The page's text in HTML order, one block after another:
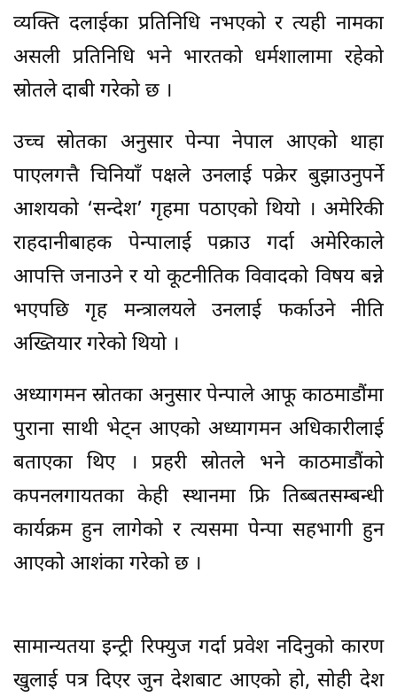
व्यक्ति दलाईका प्रतिनिधि नभएको र त्यही नामका
असली प्रतिनिधि भने भारतको धर्मशालामा रहेको
स्रोतले दाबी गरेको छ ।
उच्च स्रोतका अनुसार पेन्पा नेपाल आएको थाहा
पाएलगत्तै चिनियाँ पक्षले उनलाई पक्रेर बुझाउनुपर्ने
आशयको ‘सन्देश’ गृहमा पठाएको थियो । अमेरिकी
राहदानीबाहक पेन्पालाई पक्राउ गर्दा अमेरिकाले
आपत्ति जनाउने र यो कूटनीतिक विवादको विषय बन्ने
भएपछि गृह मन्त्रालयले उनलाई फर्काउने नीति
अख्तियार गरेको थियो ।
अध्यागमन स्रोतका अनुसार पेन्पाले आफू काठमाडौंमा
पुराना साथी भेट्न आएको अध्यागमन अधिकारीलाई
बताएका थिए । प्रहरी स्रोतले भने काठमाडौंको
कपनलगायतका केही स्थानमा फ्रि तिब्बतसम्बन्धी
कार्यक्रम हुन लागेको र त्यसमा पेन्पा सहभागी हुन
आएको आशंका गरेको छ ।
सामान्यतया इन्ट्री रिफ्युज गर्दा प्रवेश नदिनुको कारण
खुलाई पत्र दिएर जुन देशबाट आएको हो, सोही देश